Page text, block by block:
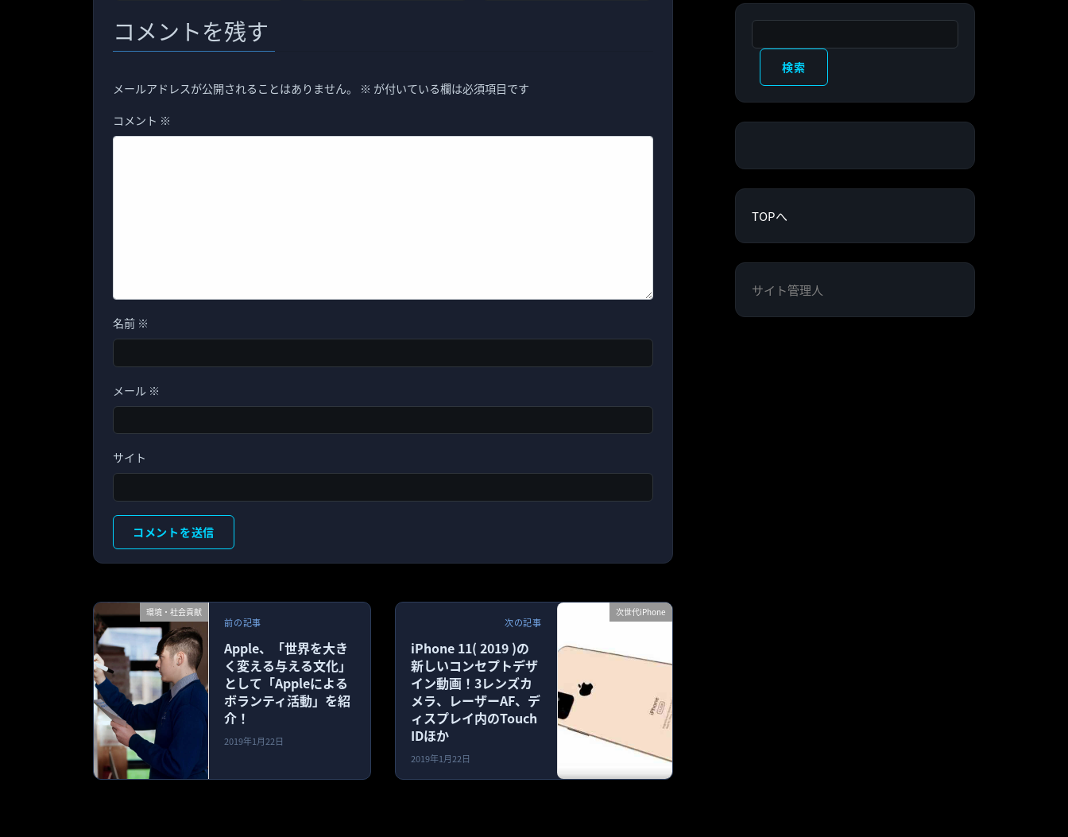
コメントを残す
メールアドレスが公開されることはありません。 ※ が付いている欄は必須項目です
コメント ※
名前 ※
メール ※
サイト
環境・社会貢献
前の記事
Apple、「世界を大き
く変える与える文化」
として「Appleによる
ボランティ活動」を紹
介！
2019年1月22日
次世代iPhone
次の記事
iPhone 11( 2019 )の
新しいコンセプトデザ
イン動画！3レンズカ
メラ、レーザーAF、デ
ィスプレイ内のTouch
IDほか
2019年1月22日
検索
TOPへ
サイト管理人